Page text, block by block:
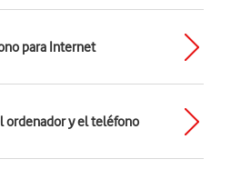
para Internet
ordenador y el teléfono